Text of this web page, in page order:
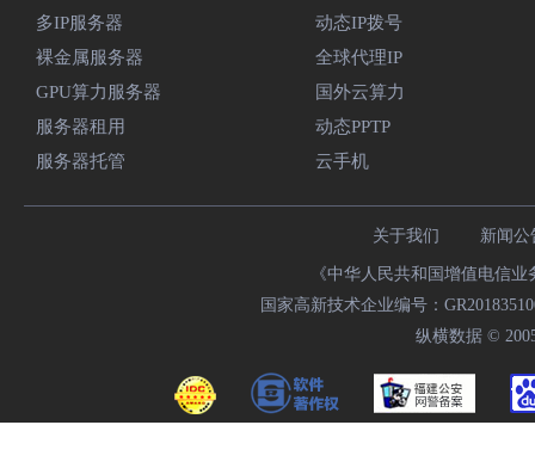
多IP服务器
裸金属服务器
GPU算力服务器
服务器租用
服务器托管
动态IP拨号
全球代理IP
国外云算力
动态PPTP
云手机
关于我们 新闻公
《中华人民共和国增值电信
国家高新技术企业编号：
纵横数据 ©